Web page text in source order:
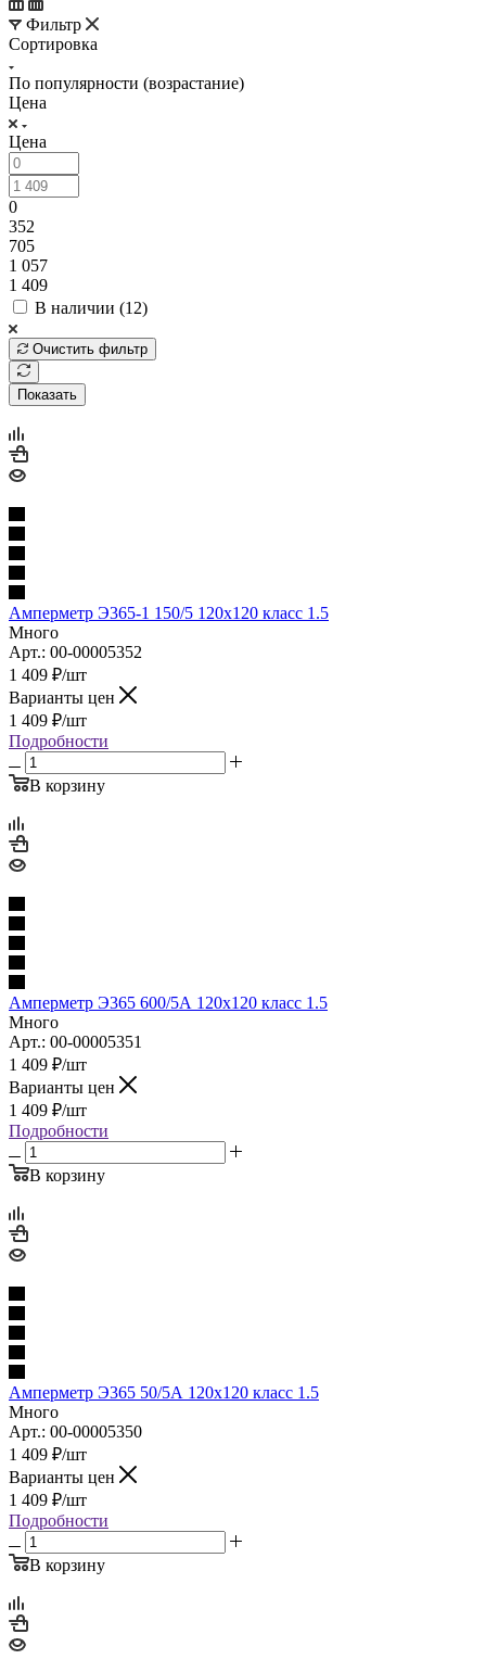
Фильтр
Сортировка
По популярности (возрастание)
Цена
Цена
0
352
705
1 057
1 409
В наличии (12)
Очистить фильтр
Показать
Амперметр Э365-1 150/5 120х120 класс 1.5
Много
Арт.: 00-00005352
1 409 ₽/шт
Варианты цен
1 409 ₽/шт
Подробности
В корзину
Амперметр Э365 600/5А 120х120 класс 1.5
Много
Арт.: 00-00005351
1 409 ₽/шт
Варианты цен
1 409 ₽/шт
Подробности
В корзину
Амперметр Э365 50/5А 120х120 класс 1.5
Много
Арт.: 00-00005350
1 409 ₽/шт
Варианты цен
1 409 ₽/шт
Подробности
В корзину